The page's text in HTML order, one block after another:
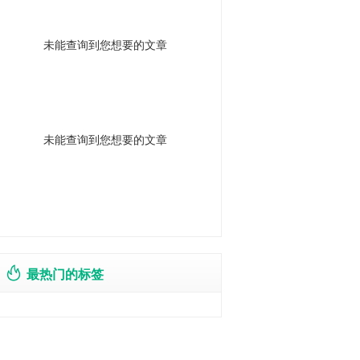
未能查询到您想要的文章
未能查询到您想要的文章
最热门的标签